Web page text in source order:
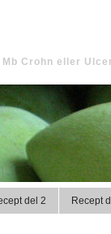
Crohn eller
del 2 Recept